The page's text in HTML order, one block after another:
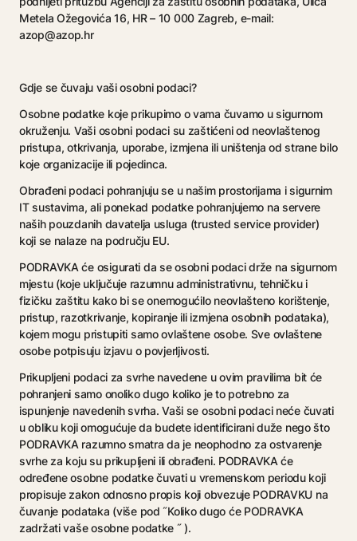
Metela Ožegovića 16, HR – 10 000 Zagreb, e-mail:
azop@azop.hr
Gdje se čuvaju vaši osobni podaci?
Osobne podatke koje prikupimo o vama čuvamo u sigurnom
okruženju. Vaši osobni podaci su zaštićeni od neovlaštenog
pristupa, otkrivanja, uporabe, izmjena ili uništenja od strane bilo
koje organizacije ili pojedinca.
Obrađeni podaci pohranjuju se u našim prostorijama i sigurnim
IT sustavima, ali ponekad podatke pohranjujemo na servere
naših pouzdanih davatelja usluga (trusted service provider)
koji se nalaze na području EU.
PODRAVKA će osigurati da se osobni podaci drže na sigurnom
mjestu (koje uključuje razumnu administrativnu, tehničku i
fizičku zaštitu kako bi se onemogućilo neovlašteno korištenje,
pristup, razotkrivanje, kopiranje ili izmjena osobnih podataka),
kojem mogu pristupiti samo ovlaštene osobe. Sve ovlaštene
osobe potpisuju izjavu o povjerljivosti.
Prikupljeni podaci za svrhe navedene u ovim pravilima bit će
pohranjeni samo onoliko dugo koliko je to potrebno za
ispunjenje navedenih svrha. Vaši se osobni podaci neće čuvati
u obliku koji omogućuje da budete identificirani duže nego što
PODRAVKA razumno smatra da je neophodno za ostvarenje
svrhe za koju su prikupljeni ili obrađeni. PODRAVKA će
određene osobne podatke čuvati u vremenskom periodu koji
propisuje zakon odnosno propis koji obvezuje PODRAVKU na
čuvanje podataka (više pod ˝Koliko dugo će PODRAVKA
zadržati vaše osobne podatke ˝ ).